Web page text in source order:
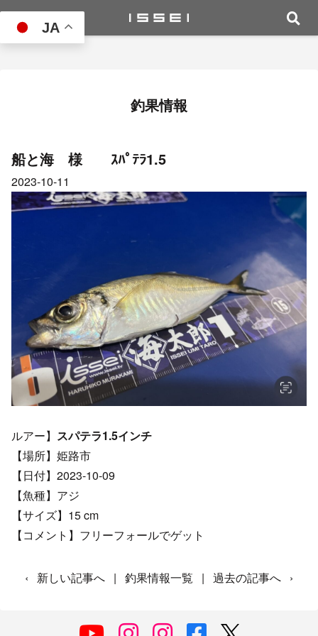
JA
釣果情報
船と海 様 ｽﾊﾟﾃﾗ1.5
2023-10-11
ルアー】 スパテラ1.5インチ
【場所】姫路市
【日付】2023-10-09
【魚種】アジ
【サイズ】15 cm
【コメント】フリーフォールでゲット
‹ 新しい記事へ | 釣果情報一覧 | 過去の記事へ ›